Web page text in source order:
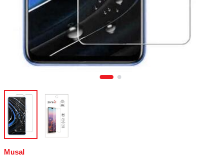
Musal